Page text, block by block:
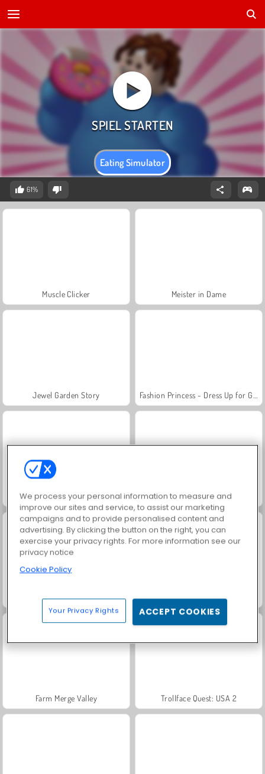
Eating Simulator
61%
Muscle Clicker Meister in Dame
Jewel Garden Story
Juice Merge Grand Mahjong Connect
Masha and the Bear: Meadows Scala 40
Farm Merge Valley Trollface Quest: USA 2
We process your personal information to measure and
improve our sites and service, to assist our marketing
campaigns and to provide personalised content and
advertising. By clicking the button on the right, you can
exercise your privacy rights. For more information see our
privacy notice
Cookie Policy
Your Privacy Rights ACCEPT COOKIES